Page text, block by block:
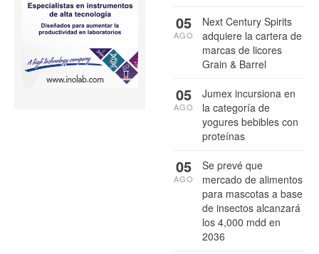
Next Century Spirits
adquiere la cartera de
marcas de licores
Grain & Barrel
05
AGO
Jumex incursiona en
la categoría de
yogures bebibles con
proteínas
05
AGO
Se prevé que
mercado de alimentos
para mascotas a base
de insectos alcanzará
los 4,000 mdd en
2036
05
AGO